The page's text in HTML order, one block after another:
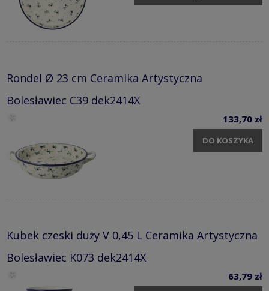
Rondel Ø 23 cm Ceramika Artystyczna
Bolesławiec C39 dek2414X
133,70 zł
DO KOSZYKA
Kubek czeski duży V 0,45 L Ceramika Artystyczna
Bolesławiec K073 dek2414X
63,79 zł